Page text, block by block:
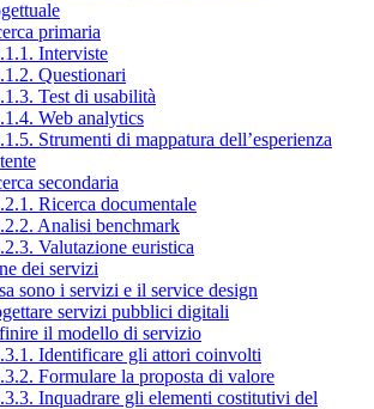
primaria
Interviste
Questionari
Test di usabilità
Web analytics
Strumenti di mappatura dell’esperienza
secondaria
Ricerca documentale
Analisi benchmark
Valutazione euristica
dei servizi
sono i servizi e il service design
servizi pubblici digitali
il modello di servizio
Identificare gli attori coinvolti
Formulare la proposta di valore
Inquadrare gli elementi costitutivi del